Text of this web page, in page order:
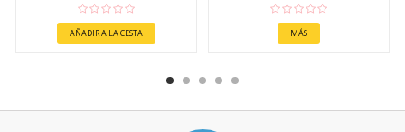
AÑADIR A LA CESTA MÁS